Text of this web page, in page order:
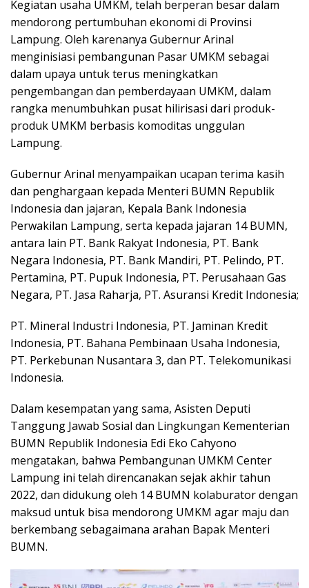
Kegiatan usaha UMKM, telah berperan besar dalam
mendorong pertumbuhan ekonomi di Provinsi
Lampung. Oleh karenanya Gubernur Arinal
menginisiasi pembangunan Pasar UMKM sebagai
dalam upaya untuk terus meningkatkan
pengembangan dan pemberdayaan UMKM, dalam
rangka menumbuhkan pusat hilirisasi dari produk-
produk UMKM berbasis komoditas unggulan
Lampung.
Gubernur Arinal menyampaikan ucapan terima kasih
dan penghargaan kepada Menteri BUMN Republik
Indonesia dan jajaran, Kepala Bank Indonesia
Perwakilan Lampung, serta kepada jajaran 14 BUMN,
antara lain PT. Bank Rakyat Indonesia, PT. Bank
Negara Indonesia, PT. Bank Mandiri, PT. Pelindo, PT.
Pertamina, PT. Pupuk Indonesia, PT. Perusahaan Gas
Negara, PT. Jasa Raharja, PT. Asuransi Kredit Indonesia;
PT. Mineral Industri Indonesia, PT. Jaminan Kredit
Indonesia, PT. Bahana Pembinaan Usaha Indonesia,
PT. Perkebunan Nusantara 3, dan PT. Telekomunikasi
Indonesia.
Dalam kesempatan yang sama, Asisten Deputi
Tanggung Jawab Sosial dan Lingkungan Kementerian
BUMN Republik Indonesia Edi Eko Cahyono
mengatakan, bahwa Pembangunan UMKM Center
Lampung ini telah direncanakan sejak akhir tahun
2022, dan didukung oleh 14 BUMN kolaburator dengan
maksud untuk bisa mendorong UMKM agar maju dan
berkembang sebagaimana arahan Bapak Menteri
BUMN.